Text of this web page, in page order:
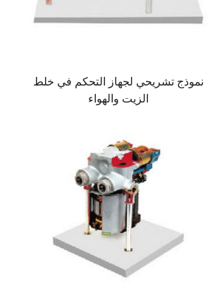
نموذج تشريحي لجهاز التحكم في خلط
الزيت والهواء